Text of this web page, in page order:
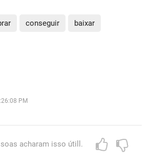
conseguir baixar
PM
acharam isso útill.